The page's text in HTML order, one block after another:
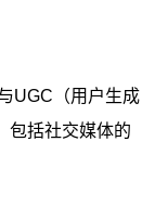
UGC（用户生成
包括社交媒体的